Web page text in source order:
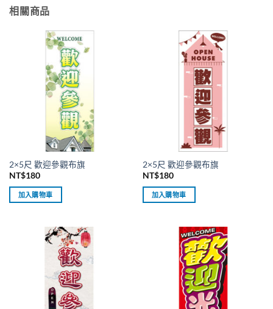
相關商品
2×5尺 歡迎參觀布旗
NT$180
加入購物車
2×5尺 歡迎參觀布旗
NT$180
加入購物車